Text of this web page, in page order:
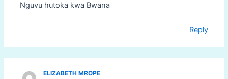
Nguvu hutoka kwa Bwana
Reply
ELIZABETH MROPE